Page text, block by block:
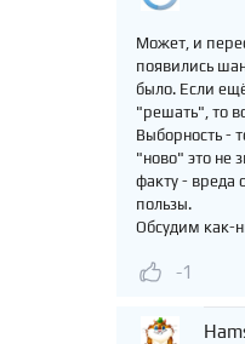
Может, и
появились
было. Если
"решать", то
Выборность -
"ново" это не
факту - вреда
пользы.
Обсудим как-
-1